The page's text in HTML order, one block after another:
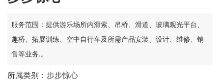
服务范围：提供游乐场所内滑索、吊桥、滑道、玻璃观光平台、
趣桥、拓展训练、空中自行车及所需产品安装、设计、维修、销
售等业务.。
所属类别：步步惊心